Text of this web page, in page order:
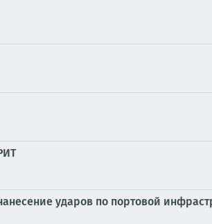
ударов по портовой